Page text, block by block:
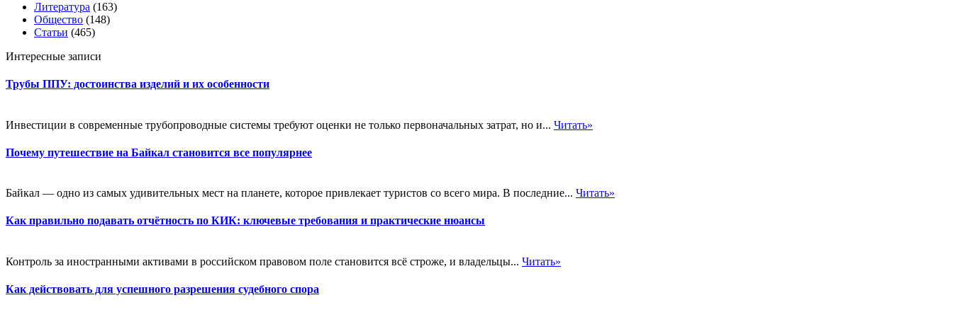
Литература (163)
Общество (148)
Статьи (465)
Интересные записи
Трубы ППУ: достоинства изделий и их особенности
Инвестиции в современные трубопроводные системы требуют оценки не только первоначальных затрат, но и... Читать»
Почему путешествие на Байкал становится все популярнее
Байкал — одно из самых удивительных мест на планете, которое привлекает туристов со всего мира. В последние... Читать»
Как правильно подавать отчётность по КИК: ключевые требования и практические нюансы
Контроль за иностранными активами в российском правовом поле становится всё строже, и владельцы... Читать»
Как действовать для успешного разрешения судебного спора